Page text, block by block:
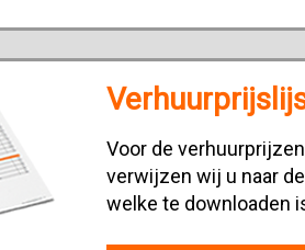
Voor de
verwijzen wij u naar
welke te downloaden